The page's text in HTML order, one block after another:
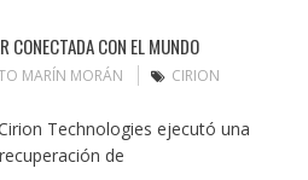
CONECTADA CON EL MUNDO
MARÍN MORÁN
CIRION
Technologies ejecutó una
de